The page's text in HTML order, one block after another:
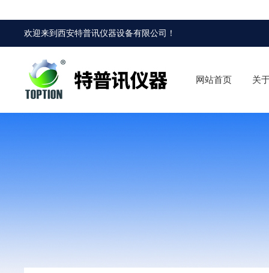
欢迎来到西安特普讯仪器设备有限公司 ！
网站首页 关